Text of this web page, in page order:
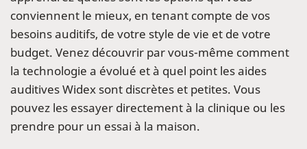
conviennent le mieux, en tenant compte de vos
besoins auditifs, de votre style de vie et de votre
budget. Venez découvrir par vous-même comment
la technologie a évolué et à quel point les aides
auditives Widex sont discrètes et petites. Vous
pouvez les essayer directement à la clinique ou les
prendre pour un essai à la maison.